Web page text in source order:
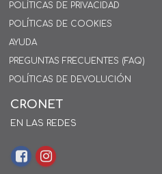
POLÍTICAS DE PRIVACIDAD
POLÍTICAS DE COOKIES
AYUDA
PREGUNTAS FRECUENTES (FAQ)
POLÍTICAS DE DEVOLUCIÓN
CRONET
EN LAS REDES